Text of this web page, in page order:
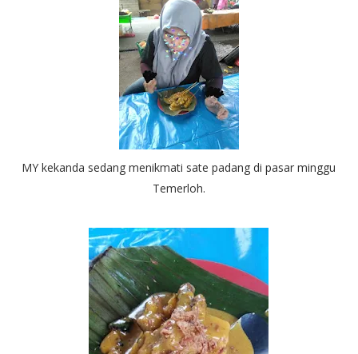
MY kekanda sedang menikmati sate padang di pasar minggu
Temerloh.